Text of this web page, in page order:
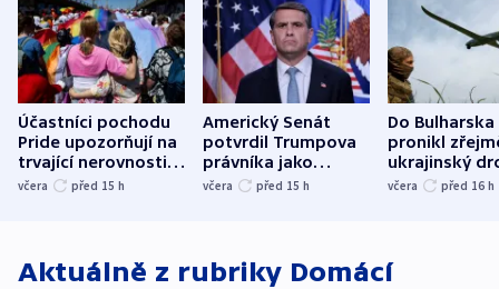
Účastníci pochodu
Pride upozorňují na
trvající nerovnosti i
společenskou
včera před 15 h
Americký Senát
potvrdil Trumpova
právníka jako
ministra
včera před 15 h
Do Bulharska
pronikl
ukrajinský
explodoval
včera před 16 h
Aktuálně z rubriky Domácí